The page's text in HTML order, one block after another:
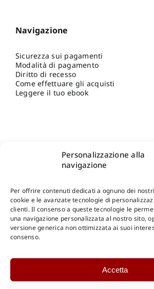
Personalizzazione alla
navigazione
Per offrire contenuti dedicati a ognuno dei
cookie e le avanzate tecnologie di
clienti. Il consenso a queste tecnologie le
una navigazione personalizzata al nostro sito,
versione generica non ottimizzata ai suoi
consenso.
Accetta
Navigazione
Sicurezza sui pagamenti
Modalità di pagamento
Diritto di recesso
Come effettuare gli acquisti
Leggere il tuo ebook
Shop Gangemi Editore-Pagamenti Sicuri e
Catalogo